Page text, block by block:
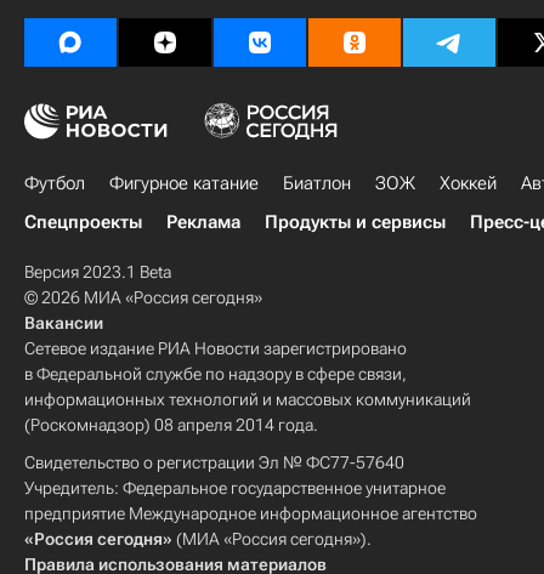
Футбол Фигурное катание Биатлон ЗОЖ Хоккей
Спецпроекты
Реклама Продукты и сервисы Пресс-
Версия 2023.1 Beta
© 2026 МИА «Россия сегодня»
Вакансии
Сетевое издание РИА Новости зарегистрировано
в Федеральной службе по надзору в сфере связи,
информационных технологий и массовых коммуникаций
(Роскомнадзор) 08 апреля 2014 года.
Свидетельство о регистрации Эл № ФС77-57640
Учредитель: Федеральное государственное унитарное
предприятие Международное информационное агентство
«Россия сегодня» (МИА «Россия сегодня»).
Правила использования материалов